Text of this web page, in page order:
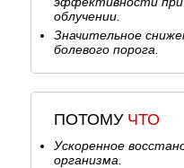
Рак вульвы >>>
Предопухолевые
шейки матки >>>
Рак шейки матки >>>
Рак эндометрия >>>
Саркома матки >>>
Рак маточной трубы >>>
Трофобластическая
облучении.
Значительное
болевого порога.
ПОТОМУ ЧТО
Ускоренное
организма.